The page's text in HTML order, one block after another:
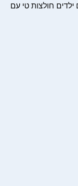
חולצות טי עם